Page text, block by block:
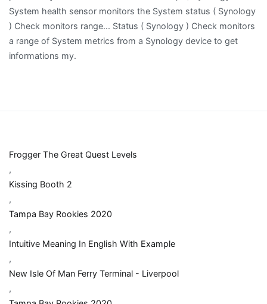
Frogger The Great Quest Levels
,
Kissing Booth 2
,
Tampa Bay Rookies 2020
,
Intuitive Meaning In English With Example
,
New Isle Of Man Ferry Terminal - Liverpool
,